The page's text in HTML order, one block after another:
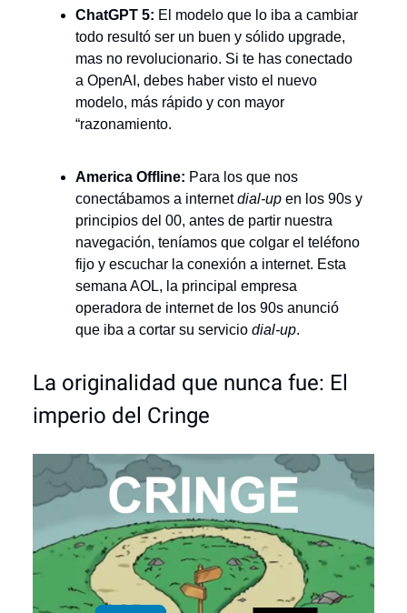
ChatGPT 5: El modelo que lo iba a cambiar
todo resultó ser un buen y sólido upgrade,
mas no revolucionario. Si te has conectado
a OpenAI, debes haber visto el nuevo
modelo, más rápido y con mayor
“razonamiento.
America Offline: Para los que nos
conectábamos a internetdial-up en los 90s y
principios del 00, antes de partir nuestra
navegación, teníamos que colgar el teléfono
fijo y escuchar la conexión a internet. Esta
semana AOL, la principal empresa
operadora de internet de los 90s anunció
que iba a cortar su servicio dial-up.
La originalidad que nunca fue: El
imperio del Cringe